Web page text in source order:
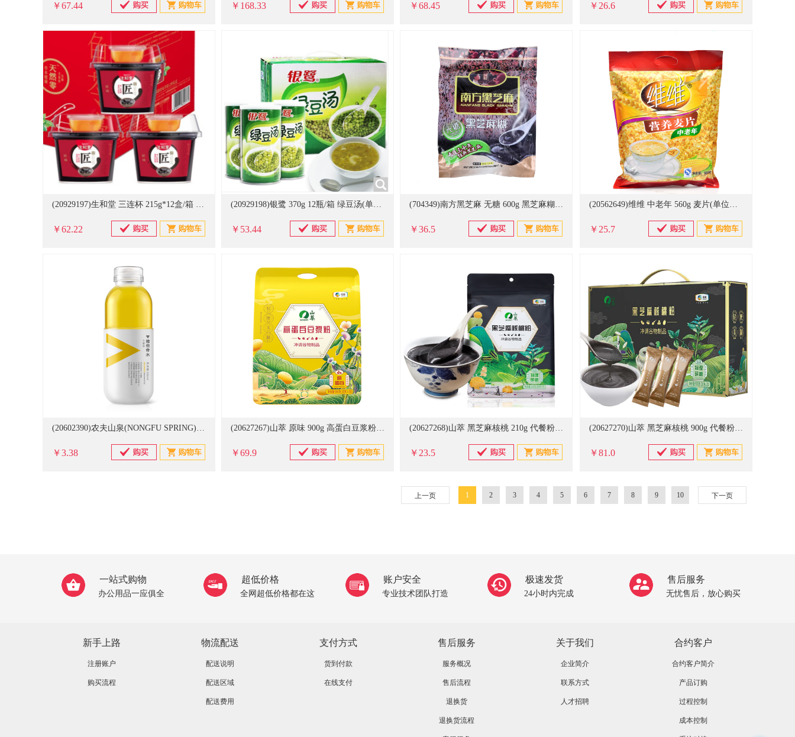
￥67.44 ￥168.33 ￥68.45 ￥26.6
(20929197)生和堂 三连杯 215g*12盒/箱 龟苓膏(单位：箱)
￥62.22
(20929198)银鹭 370g 12瓶/箱 绿豆汤(单位：箱)
￥53.44
(704349)南方黑芝麻 无糖 600g 黑芝麻糊(单位：包)
￥36.5
(20562649)维维 中老年 560g 麦片(单位：袋)
￥25.7
(20602390)农夫山泉(NONGFU SPRING) 力量帝热带水果味 500ml 维他命水(单位：瓶)
￥3.38
(20627267)山萃 原味 900g 高蛋白豆浆粉(单位：袋)
￥69.9
(20627268)山萃 黑芝麻核桃 210g 代餐粉(单位：袋)
￥23.5
(20627270)山萃 黑芝麻核桃 900g 代餐粉礼盒(单位：盒)
￥81.0
上一页 1 2 3 4 5 6 7 8 9 10 下一页
一站式购物
办公用品一应俱全
超低价格
全网超低价格都在这
账户安全
专业技术团队打造
极速发货
24小时内完成
售后服务
无忧售后，放心购买
新手上路
注册账户
购买流程
物流配送
配送说明
配送区域
配送费用
支付方式
货到付款
在线支付
售后服务
服务概况
售后流程
退换货
退换货流程
关于我们
企业简介
联系方式
人才招聘
合约客户
合约客户简介
产品订购
过程控制
成本控制